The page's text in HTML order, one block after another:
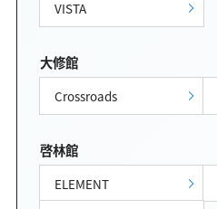
VISTA
大修館
Crossroads
啓林館
ELEMENT